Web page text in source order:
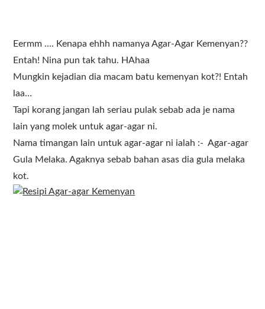
Eermm …. Kenapa ehhh namanya Agar-Agar Kemenyan??
Entah! Nina pun tak tahu. HAhaa
Mungkin kejadian dia macam batu kemenyan kot?! Entah
laa…
Tapi korang jangan lah seriau pulak sebab ada je nama
lain yang molek untuk agar-agar ni.
Nama timangan lain untuk agar-agar ni ialah :- Agar-agar
Gula Melaka. Agaknya sebab bahan asas dia gula melaka
kot.